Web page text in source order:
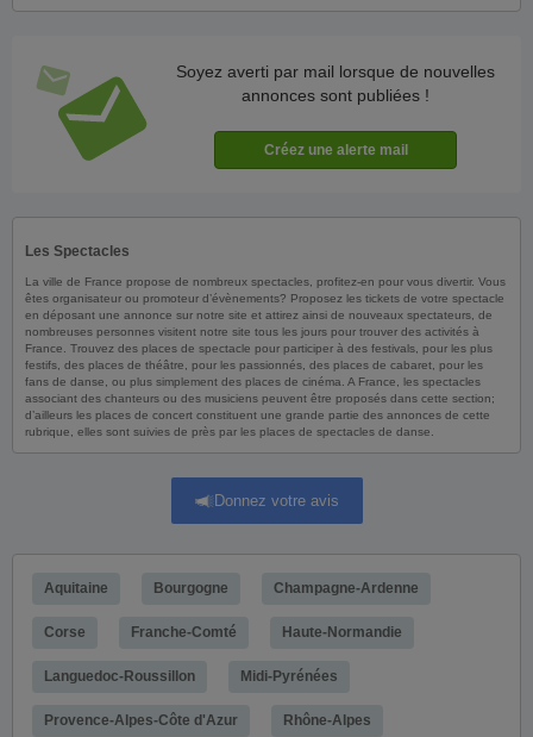
Soyez averti par mail lorsque de nouvelles
annonces sont publiées !
Les Spectacles
La ville de France propose de nombreux spectacles, profitez-en pour vous divertir. Vous
êtes organisateur ou promoteur d’évènements? Proposez les tickets de votre spectacle
en déposant une annonce sur notre site et attirez ainsi de nouveaux spectateurs, de
nombreuses personnes visitent notre site tous les jours pour trouver des activités à
France. Trouvez des places de spectacle pour participer à des festivals, pour les plus
festifs, des places de théâtre, pour les passionnés, des places de cabaret, pour les
fans de danse, ou plus simplement des places de cinéma. A France, les spectacles
associant des chanteurs ou des musiciens peuvent être proposés dans cette section;
d’ailleurs les places de concert constituent une grande partie des annonces de cette
rubrique, elles sont suivies de près par les places de spectacles de danse.
Donnez votre avis
Aquitaine Bourgogne Champagne-Ardenne
Corse Franche-Comté Haute-Normandie
Languedoc-Roussillon Midi-Pyrénées
Provence-Alpes-Côte d'Azur Rhône-Alpes